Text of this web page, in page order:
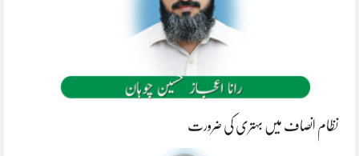
نظام انصاف میں بہتری کی ضرورت